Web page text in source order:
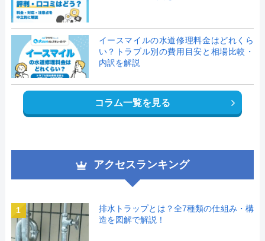
イースマイルの水道修理料金はどれくら
い？トラブル別の費用目安と相場比較・
内訳を解説
コラム一覧を見る
アクセスランキング
1
排水トラップとは？全7種類の仕組み・構
造を図解で解説！